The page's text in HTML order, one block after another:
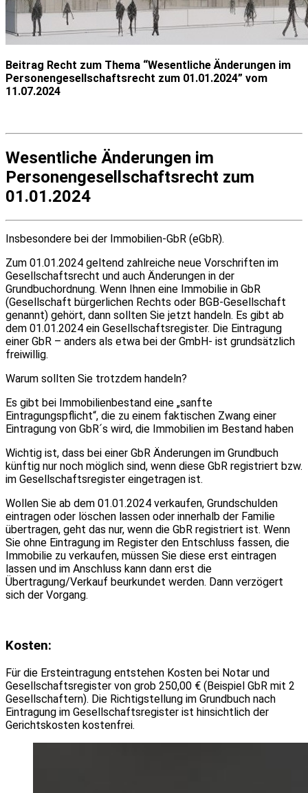
Beitrag Recht zum Thema “Wesentliche Änderungen im
Personengesellschaftsrecht zum 01.01.2024” vom
11.07.2024
Wesentliche Änderungen im
Personengesellschaftsrecht zum
01.01.2024
Insbesondere bei der Immobilien-GbR (eGbR).
Zum 01.01.2024 geltend zahlreiche neue Vorschriften im
Gesellschaftsrecht und auch Änderungen in der
Grundbuchordnung. Wenn Ihnen eine Immobilie in GbR
(Gesellschaft bürgerlichen Rechts oder BGB-Gesellschaft
genannt) gehört, dann sollten Sie jetzt handeln. Es gibt ab
dem 01.01.2024 ein Gesellschaftsregister. Die Eintragung
einer GbR – anders als etwa bei der GmbH- ist grundsätzlich
freiwillig.
Warum sollten Sie trotzdem handeln?
Es gibt bei Immobilienbestand eine „sanfte
Eintragungspflicht“, die zu einem faktischen Zwang einer
Eintragung von GbR´s wird, die Immobilien im Bestand haben
Wichtig ist, dass bei einer GbR Änderungen im Grundbuch
künftig nur noch möglich sind, wenn diese GbR registriert bzw.
im Gesellschaftsregister eingetragen ist.
Wollen Sie ab dem 01.01.2024 verkaufen, Grundschulden
eintragen oder löschen lassen oder innerhalb der Familie
übertragen, geht das nur, wenn die GbR registriert ist. Wenn
Sie ohne Eintragung im Register den Entschluss fassen, die
Immobilie zu verkaufen, müssen Sie diese erst eintragen
lassen und im Anschluss kann dann erst die
Übertragung/Verkauf beurkundet werden. Dann verzögert
sich der Vorgang.
Kosten:
Für die Ersteintragung entstehen Kosten bei Notar und
Gesellschaftsregister von grob 250,00 € (Beispiel GbR mit 2
Gesellschaftern). Die Richtigstellung im Grundbuch nach
Eintragung im Gesellschaftsregister ist hinsichtlich der
Gerichtskosten kostenfrei.